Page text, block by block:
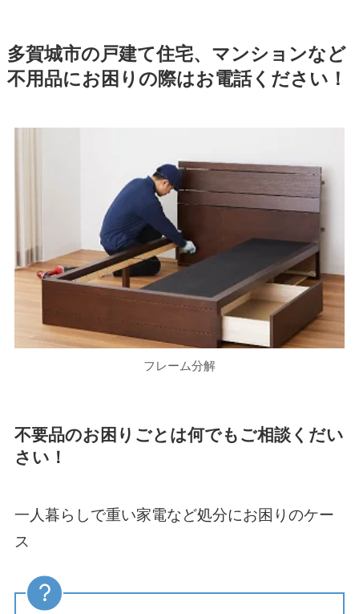
多賀城市の戸建て住宅、マンションなど
不用品にお困りの際はお電話ください！
フレーム分解
不要品のお困りごとは何でもご相談くだい
さい！
一人暮らしで重い家電など処分にお困りのケー
ス